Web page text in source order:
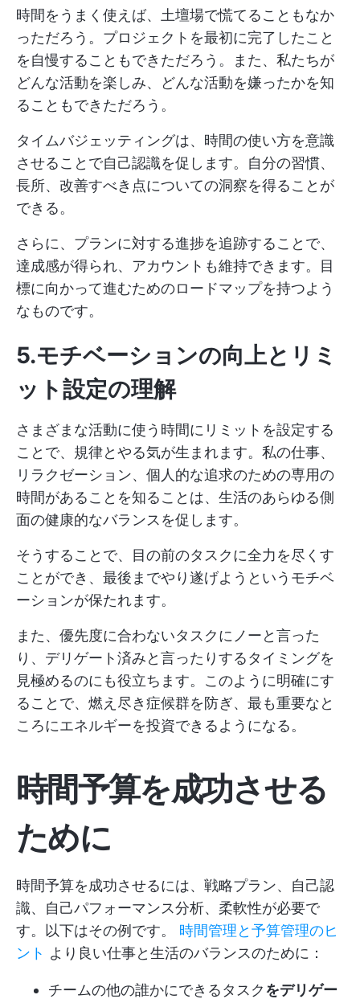
時間をうまく使えば、土壇場で慌てることもなか
っただろう。プロジェクトを最初に完了したこと
を自慢することもできただろう。また、私たちが
どんな活動を楽しみ、どんな活動を嫌ったかを知
ることもできただろう。
タイムバジェッティングは、時間の使い方を意識
させることで自己認識を促します。自分の習慣、
長所、改善すべき点についての洞察を得ることが
できる。
さらに、プランに対する進捗を追跡することで、
達成感が得られ、アカウントも維持できます。目
標に向かって進むためのロードマップを持つよう
なものです。
5.モチベーションの向上とリミ
ット設定の理解
さまざまな活動に使う時間にリミットを設定する
ことで、規律とやる気が生まれます。私の仕事、
リラクゼーション、個人的な追求のための専用の
時間があることを知ることは、生活のあらゆる側
面の健康的なバランスを促します。
そうすることで、目の前のタスクに全力を尽くす
ことができ、最後までやり遂げようというモチベ
ーションが保たれます。
また、優先度に合わないタスクにノーと言った
り、デリゲート済みと言ったりするタイミングを
見極めるのにも役立ちます。このように明確にす
ることで、燃え尽き症候群を防ぎ、最も重要なと
ころにエネルギーを投資できるようになる。
時間予算を成功させる
ために
時間予算を成功させるには、戦略プラン、自己認
識、自己パフォーマンス分析、柔軟性が必要で
す。以下はその例です。 時間管理と予算管理のヒ
ント より良い仕事と生活のバランスのために：
チームの他の誰かにできるタスクをデリゲー